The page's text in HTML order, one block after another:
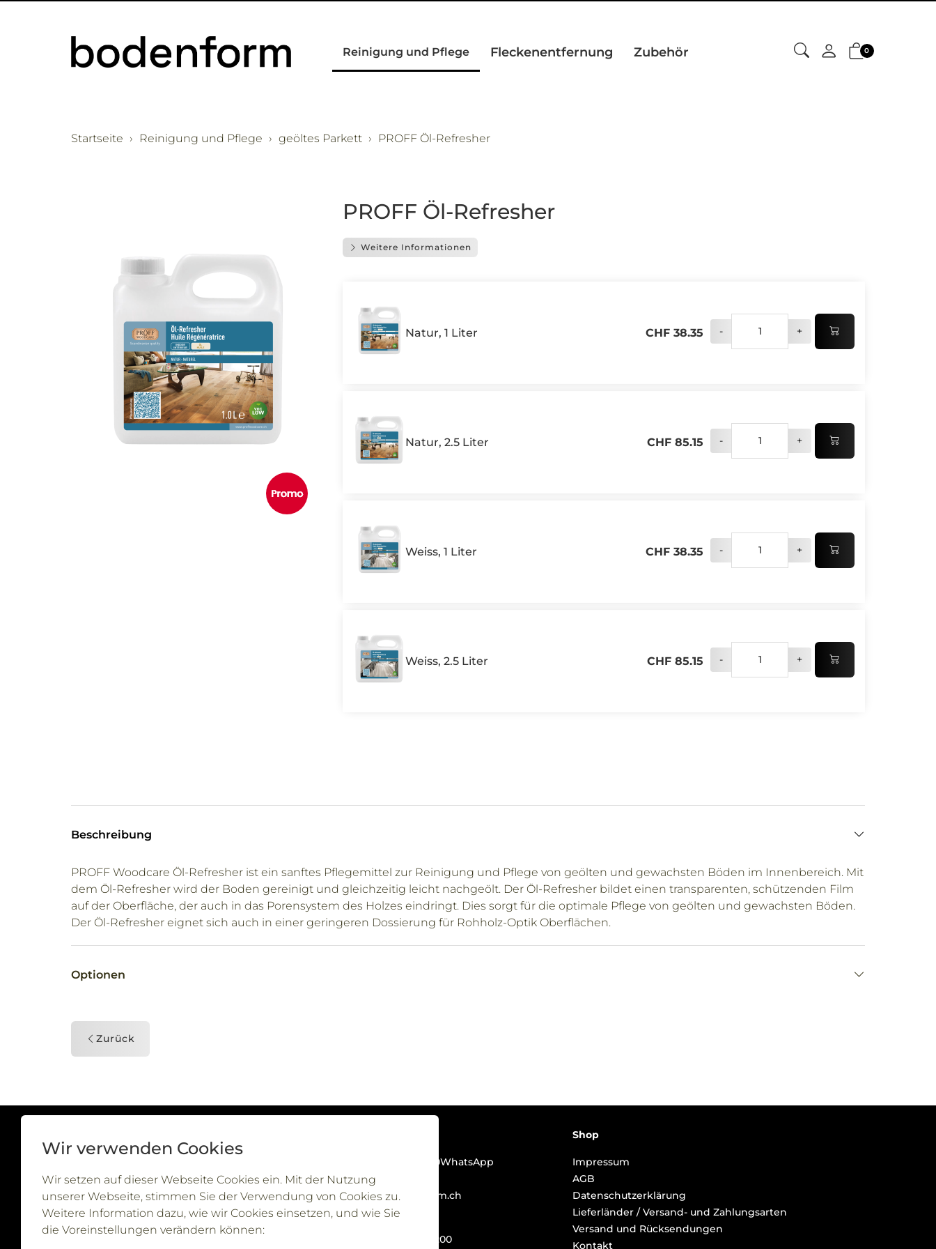
Wir verwenden Cookies
Wir setzen auf dieser Webseite Cookies ein. Mit der Nutzung
unserer Webseite, stimmen Sie der Verwendung von Cookies zu.
Weitere Information dazu, wie wir Cookies einsetzen, und wie Sie
die Voreinstellungen verändern können:
Reinigung und Pflege Fleckenentfernung Zubehör 0
Startseite Reinigung und Pflege geöltes Parkett PROFF Öl-Refresher
PROFF Öl-Refresher
Weitere Informationen
Natur, 1 Liter CHF 38.35 - +
Natur, 2.5 Liter CHF 85.15 - +
Weiss, 1 Liter CHF 38.35 - +
Weiss, 2.5 Liter CHF 85.15 - +
Beschreibung
PROFF Woodcare Öl-Refresher ist ein sanftes Pflegemittel zur Reinigung und Pflege von geölten und gewachsten Böden im Innenbereich. Mit
dem Öl-Refresher wird der Boden gereinigt und gleichzeitig leicht nachgeölt. Der Öl-Refresher bildet einen transparenten, schützenden Film
auf der Oberfläche, der auch in das Porensystem des Holzes eindringt. Dies sorgt für die optimale Pflege von geölten und gewachsten Böden.
Der Öl-Refresher eignet sich auch in einer geringeren Dossierung für Rohholz-Optik Oberflächen.
Optionen
Zurück
8834 Schindellegi
+41 41 513 01 90WhatsApp
+41 41 513 01 90
E-Mailinfo@bodenform.ch
Montag - Freitag
08:00 - 12:00 | 13:00 - 17:00
Shop
Impressum
AGB
Datenschutzerklärung
Lieferländer / Versand- und Zahlungsarten
Versand und Rücksendungen
Kontakt